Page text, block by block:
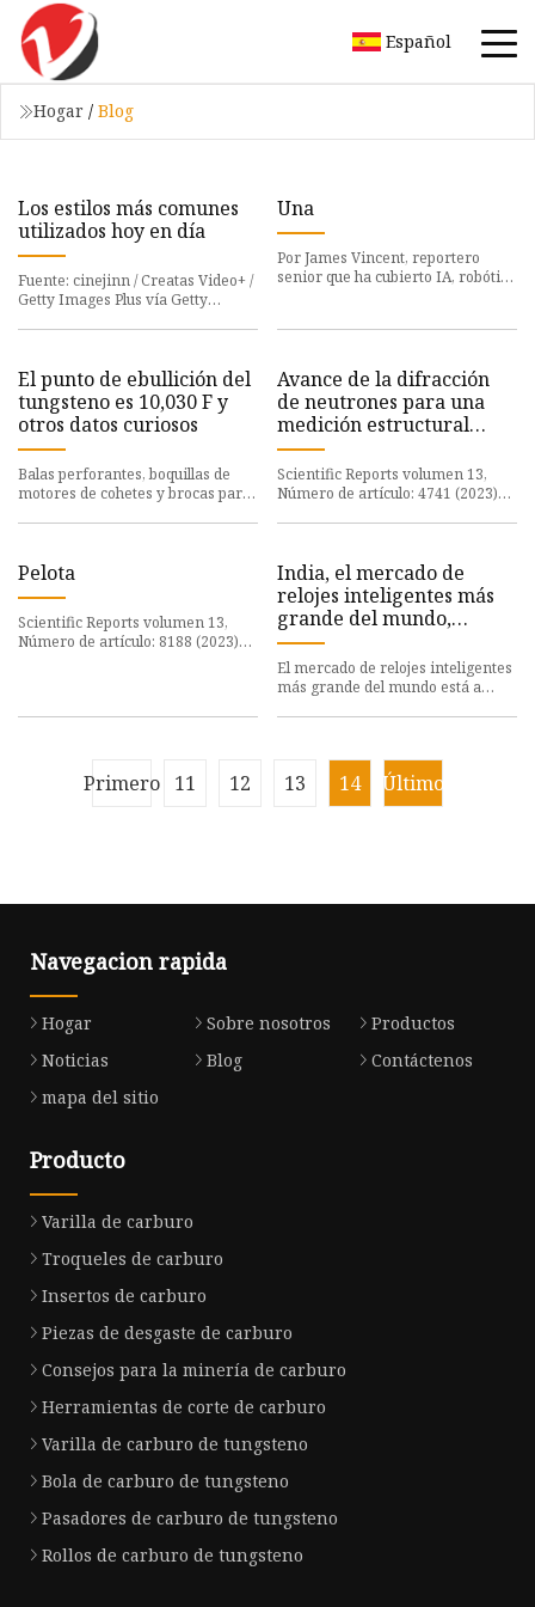
Español
Hogar / Blog
Los estilos más comunes
utilizados hoy en día
Fuente: cinejinn / Creatas Video+ /
Getty Images Plus vía Getty
Una
Por James Vincent, reportero
senior que ha cubierto IA, robótica
El punto de ebullición del
tungsteno es 10,030 F y
otros datos curiosos
Balas perforantes, boquillas de
motores de cohetes y brocas para
Avance de la difracción
de neutrones para una
medición estructural
precisa de elementos
ligeros a presiones de
megabares
Scientific Reports volumen 13,
Número de artículo: 4741 (2023)
Pelota
Scientific Reports volumen 13,
Número de artículo: 8188 (2023)
India, el mercado de
relojes inteligentes más
grande del mundo,
recibirá nuevos anillos
inteligentes
El mercado de relojes inteligentes
más grande del mundo está a
Primero 11 12 13 14 Último
Navegacion rapida
Hogar Sobre nosotros
Productos
Noticias
Blog
Contáctenos
mapa del sitio
Producto
Varilla de carburo
Troqueles de carburo
Insertos de carburo
Piezas de desgaste de carburo
Consejos para la minería de carburo
Herramientas de corte de carburo
Varilla de carburo de tungsteno
Bola de carburo de tungsteno
Pasadores de carburo de tungsteno
Rollos de carburo de tungsteno